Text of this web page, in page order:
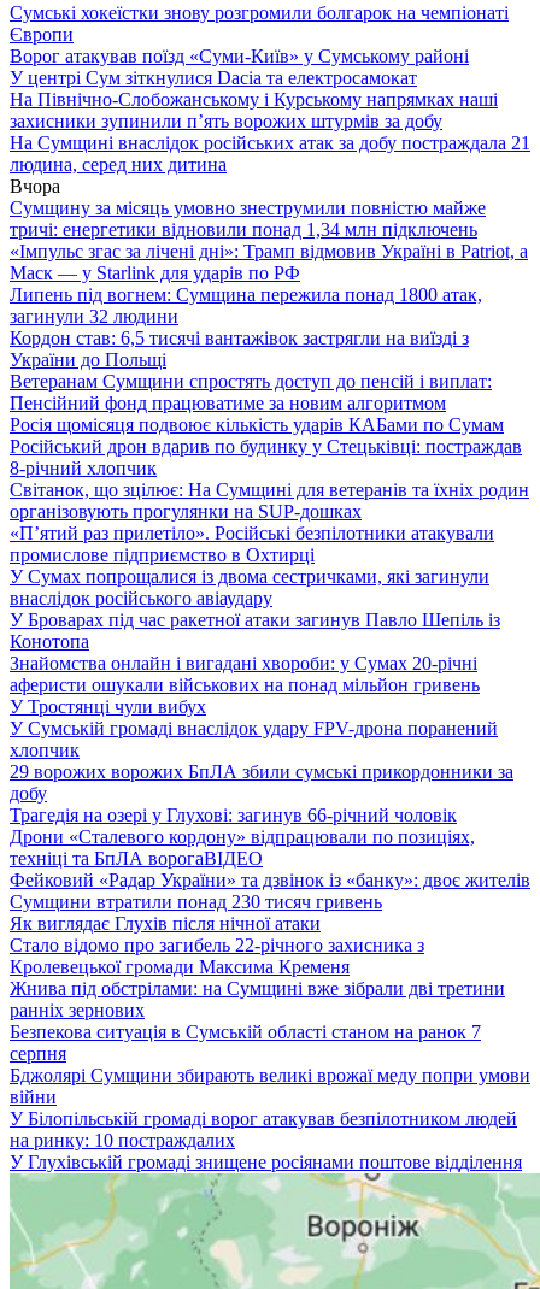
Сумські хокеїстки знову розгромили болгарок на чемпіонаті
Європи
Ворог атакував поїзд «Суми-Київ» у Сумському районі
У центрі Сум зіткнулися Dacia та електросамокат
На Північно-Слобожанському і Курському напрямках наші
захисники зупинили п’ять ворожих штурмів за добу
На Сумщині внаслідок російських атак за добу постраждала 21
людина, серед них дитина
Вчора
Сумщину за місяць умовно знеструмили повністю майже
тричі: енергетики відновили понад 1,34 млн підключень
«Імпульс згас за лічені дні»: Трамп відмовив Україні в Patriot, а
Маск — у Starlink для ударів по РФ
Липень під вогнем: Сумщина пережила понад 1800 атак,
загинули 32 людини
Кордон став: 6,5 тисячі вантажівок застрягли на виїзді з
України до Польщі
Ветеранам Сумщини спростять доступ до пенсій і виплат:
Пенсійний фонд працюватиме за новим алгоритмом
Росія щомісяця подвоює кількість ударів КАБами по Сумам
Російський дрон вдарив по будинку у Стецьківці: постраждав
8-річний хлопчик
Світанок, що зцілює: На Сумщині для ветеранів та їхніх родин
організовують прогулянки на SUP-дошках
«П’ятий раз прилетіло». Російські безпілотники атакували
промислове підприємство в Охтирці
У Сумах попрощалися із двома сестричками, які загинули
внаслідок російського авіаудару
У Броварах під час ракетної атаки загинув Павло Шепіль із
Конотопа
Знайомства онлайн і вигадані хвороби: у Сумах 20-річні
аферисти ошукали військових на понад мільйон гривень
У Тростянці чули вибух
У Сумській громаді внаслідок удару FPV-дрона поранений
хлопчик
29 ворожих ворожих БпЛА збили сумські прикордонники за
добу
Трагедія на озері у Глухові: загинув 66-річний чоловік
Дрони «Сталевого кордону» відпрацювали по позиціях,
техніці та БпЛА ворогаВІДЕО
Фейковий «Радар України» та дзвінок із «банку»: двоє жителів
Сумщини втратили понад 230 тисяч гривень
Як виглядає Глухів після нічної атаки
Стало відомо про загибель 22-річного захисника з
Кролевецької громади Максима Кременя
Жнива під обстрілами: на Сумщині вже зібрали дві третини
ранніх зернових
Безпекова ситуація в Сумській області станом на ранок 7
серпня
Бджолярі Сумщини збирають великі врожаї меду попри умови
війни
У Білопільській громаді ворог атакував безпілотником людей
на ринку: 10 постраждалих
У Глухівській громаді знищене росіянами поштове відділення